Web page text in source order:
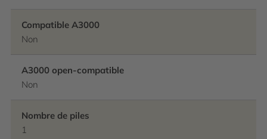
Compatible A3000
Non
A3000 open-compatible
Non
Nombre de piles
1